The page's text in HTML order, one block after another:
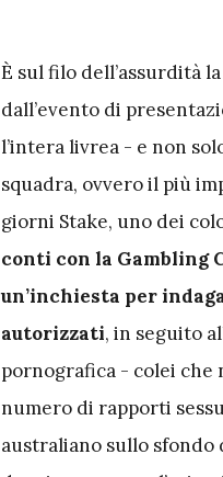
È sul filo dell’assurdità
dall’evento di
l’intera livrea - e non
squadra, ovvero il più
giorni Stake, uno dei
conti con la Gambling
un’inchiesta per
autorizzati, in seguito
pornografica - colei che
numero di rapporti
australiano sullo sfondo